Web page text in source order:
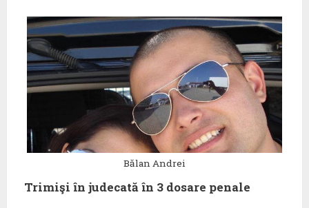
Bălan Andrei
Trimişi în judecată în 3 dosare penale